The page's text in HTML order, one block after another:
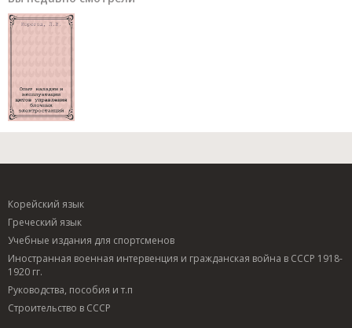
Корейский язык
Греческий язык
Учебные издания для спортсменов
Иностранная военная интервенция и гражданская война в СССР 1918-
1920 гг.
Руководства, пособия и т.п
Строительство в СССР